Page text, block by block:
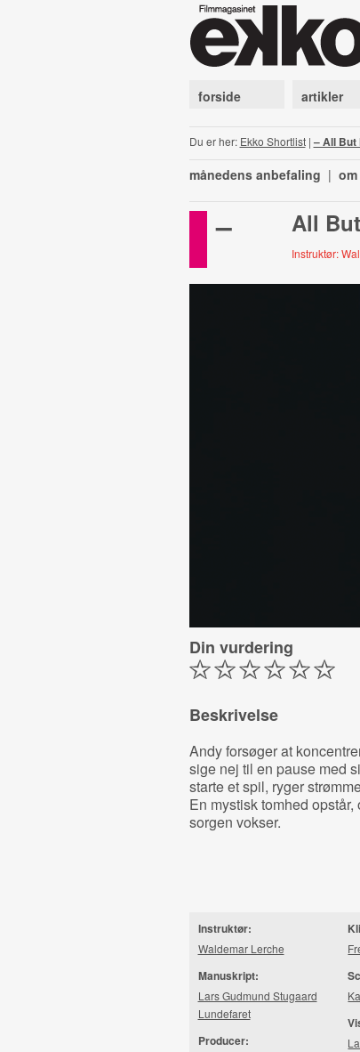
forside artikler
Du er her: Ekko Shortlist| – All But
månedens anbefaling |
– All
Instruktør:
Din vurdering
Beskrivelse
Andy forsøger at
sige nej til en pause med
starte et spil, ryger
En mystisk tomhed
sorgen vokser.
Instruktør:
Waldemar Lerche
Manuskript:
Lars Gudmund Stugaard
Lundefaret
Producer: